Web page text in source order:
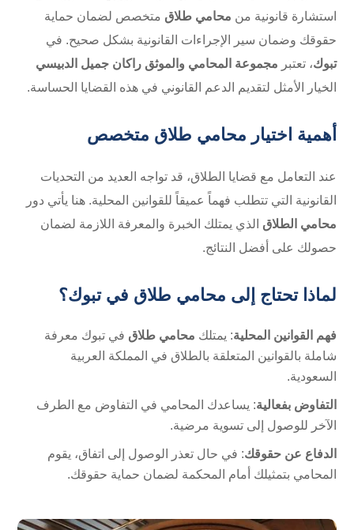
استشارة قانونية من محامي طلاق متخصص لضمان حماية
حقوقك وضمان سير الإجراءات القانونية بشكل صحيح. في
تبوك، تعتبر مجموعة المحامي والموثق راكان جميل الدبيسي
الخيار الأمثل لتقديم الدعم القانوني في هذه القضايا الحساسة.
أهمية اختيار محامي طلاق متخصص
عند التعامل مع قضايا الطلاق، قد تواجه العديد من التحديات
القانونية التي تتطلب فهماً عميقاً للقوانين المحلية. هنا يأتي دور
محامي الطلاق الذي يمتلك الخبرة والمعرفة اللازمة لضمان
حصولك على أفضل النتائج.
لماذا تحتاج إلى محامي طلاق في تبوك؟
فهم القوانين المحلية: يمتلك محامي طلاق في تبوك معرفة
شاملة بالقوانين المتعلقة بالطلاق في المملكة العربية
السعودية.
التفاوض بفعالية: يساعدك المحامي في التفاوض مع الطرف
الآخر للوصول إلى تسوية مرضية.
الدفاع عن حقوقك: في حال تعذر الوصول إلى اتفاق، يقوم
المحامي بتمثيلك أمام المحكمة لضمان حماية حقوقك.